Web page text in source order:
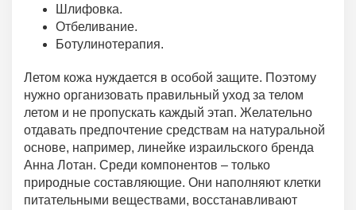
Шлифовка.
Отбеливание.
Ботулинотерапия.
Летом кожа нуждается в особой защите. Поэтому
нужно организовать правильный уход за телом
летом и не пропускать каждый этап. Желательно
отдавать предпочтение средствам на натуральной
основе, например, линейке израильского бренда
Анна Лотан. Среди компонентов – только
природные составляющие. Они наполняют клетки
питательными веществами, восстанавливают